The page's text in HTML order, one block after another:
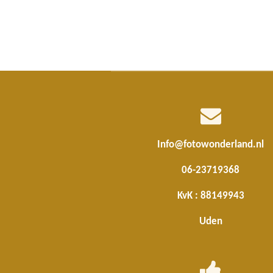
Info@fotowonderland.nl
06-23719368
KvK : 88149943
Uden